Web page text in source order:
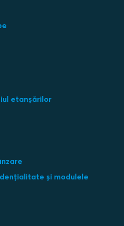
etanșărilor
și modulele